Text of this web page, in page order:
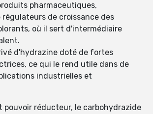
pharmaceutiques,
régulateurs de croissance des
où il sert d'intermédiaire
d'hydrazine doté de fortes
ce qui le rend utile dans de
industrielles et
pouvoir réducteur, le carbohydrazide